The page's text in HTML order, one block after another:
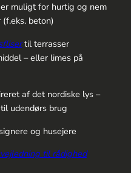
muligt for hurtig og nem
beton)
til terrasser
– eller limes på
af det nordiske lys –
udendørs brug
og husejere
til rådighed